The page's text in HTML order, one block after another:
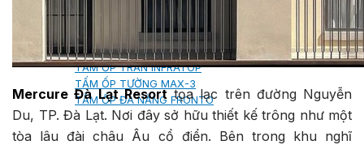
TẤM ỐP VOX
TẤM ỐP TRẦN INFRATOP
TẤM ỐP TƯỜNG MAX-3
TẤM ỐP ĐA NĂNG FRONTO
Mercure Đà Lạt Resorttọa lạc trên đường Nguyễn
Du, TP. Đà Lạt. Nơi đây sở hữu thiết kế trông như một
tòa lâu đài châu Âu cổ điển. Bên trong khu nghĩ